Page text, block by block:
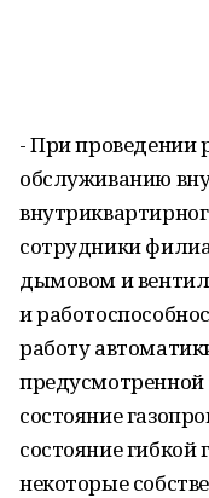
- При проведении
обслуживанию
сотрудники
дымовом и
и
работу
предусмотренной
состояние
состояние гибкой
некоторые